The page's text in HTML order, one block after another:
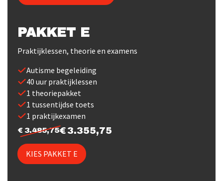
PAKKET E
Praktijklessen, theorie en examens
Autisme begeleiding
40 uur praktijklessen
1 theoriepakket
1 tussentijdse toets
1 praktijkexamen
3.485,75 3.355,75
KIES PAKKET E